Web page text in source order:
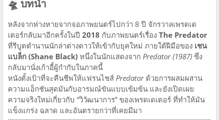
🛸 บทนำ
หลังจากห่างหายจากจอภาพยนตร์ไปกว่า 8 ปี จักรวาลเพรดเด
เตอร์กลับมาอีกครั้งในปี 2018 กับภาพยนตร์เรื่อง The Predator
ที่รีบูตตำนานนักล่าต่างดาวให้เข้ากับยุคใหม่ ภายใต้ฝีมือของ เชน
แบล็ก (Shane Black) หนึ่งในนักแสดงจาก Predator (1987) ซึ่ง
กลับมานั่งเก้าอี้ผู้กำกับในภาคนี้
หนังตั้งเป้าที่จะคืนชีพให้แฟรนไชส์ Predatorด้วยการผสมผสาน
ความแอ็กชันสุดมันกับอารมณ์ขันแบบเข้มข้น และยังเปิดเผย
ความจริงใหม่เกี่ยวกับ “วิวัฒนาการ” ของเพรดเดเตอร์ ที่ทำให้มัน
แข็งแกร่ง ฉลาด และอันตรายกว่าที่เคยมีมา